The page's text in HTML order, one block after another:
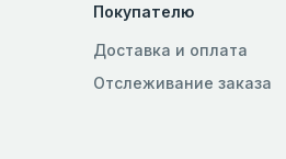
Покупателю
Доставка и оплата
Отслеживание заказа